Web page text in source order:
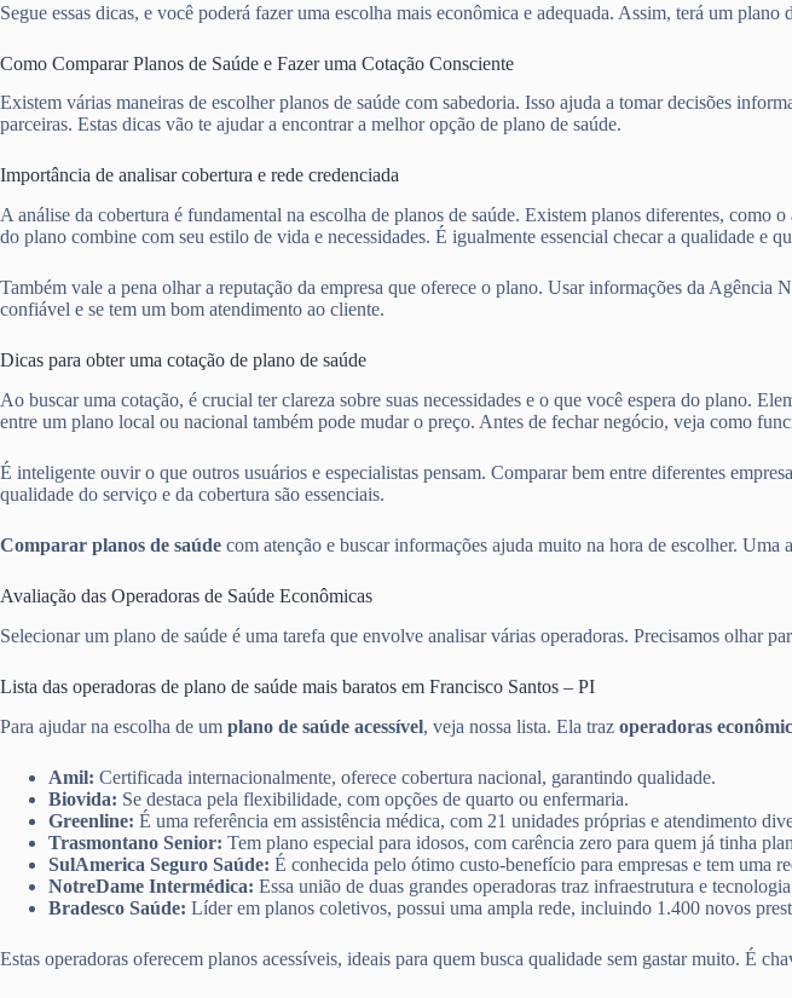
Segue essas dicas, e você poderá fazer uma escolha mais econômica e adequada. Assim, terá um
Como Comparar Planos de Saúde e Fazer uma Cotação Consciente
Existem várias maneiras de escolher planos de saúde com sabedoria. Isso ajuda a tomar decisões
parceiras. Estas dicas vão te ajudar a encontrar a melhor opção de plano de saúde.
Importância de analisar cobertura e rede credenciada
A análise da cobertura é fundamental na escolha de planos de saúde. Existem planos diferentes,
do plano combine com seu estilo de vida e necessidades. É igualmente essencial checar a qualidade
Também vale a pena olhar a reputação da empresa que oferece o plano. Usar informações da
confiável e se tem um bom atendimento ao cliente.
Dicas para obter uma cotação de plano de saúde
Ao buscar uma cotação, é crucial ter clareza sobre suas necessidades e o que você espera do plano.
entre um plano local ou nacional também pode mudar o preço. Antes de fechar negócio, veja como
É inteligente ouvir o que outros usuários e especialistas pensam. Comparar bem entre diferentes
qualidade do serviço e da cobertura são essenciais.
Comparar planos de saúde com atenção e buscar informações ajuda muito na hora de escolher. Uma
Avaliação das Operadoras de Saúde Econômicas
Selecionar um plano de saúde é uma tarefa que envolve analisar várias operadoras. Precisamos olhar
Lista das operadoras de plano de saúde mais baratos em Francisco Santos – PI
Para ajudar na escolha de um plano de saúde acessível, veja nossa lista. Ela traz operadoras
Amil: Certificada internacionalmente, oferece cobertura nacional, garantindo qualidade.
Biovida: Se destaca pela flexibilidade, com opções de quarto ou enfermaria.
Greenline: É uma referência em assistência médica, com 21 unidades próprias e atendimento
Trasmontano Senior: Tem plano especial para idosos, com carência zero para quem já tinha
SulAmerica Seguro Saúde: É conhecida pelo ótimo custo-benefício para empresas e tem uma
NotreDame Intermédica: Essa união de duas grandes operadoras traz infraestrutura e
Bradesco Saúde: Líder em planos coletivos, possui uma ampla rede, incluindo 1.400 novos
Estas operadoras oferecem planos acessíveis, ideais para quem busca qualidade sem gastar muito. É